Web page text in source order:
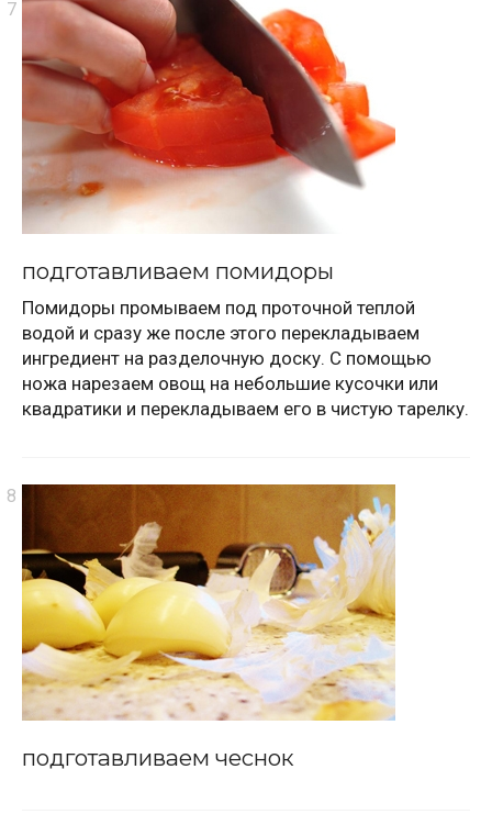
подготавливаем помидоры
Помидоры промываем под проточной теплой
водой и сразу же после этого перекладываем
ингредиент на разделочную доску. С помощью
ножа нарезаем овощ на небольшие кусочки или
квадратики и перекладываем его в чистую тарелку.
подготавливаем чеснок